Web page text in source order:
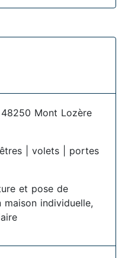
48250 Mont Lozère
| volets | portes
et pose de
maison individuelle,